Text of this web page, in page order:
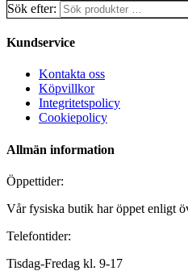
Sök efter:
Kundservice
Kontakta oss
Köpvillkor
Integritetspolicy
Cookiepolicy
Allmän information
Öppettider:
Vår fysiska butik har öppet enligt
Telefontider:
Tisdag-Fredag kl. 9-17